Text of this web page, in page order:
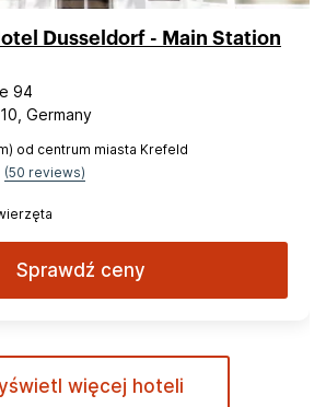
Dusseldorf - Main Station
94
Germany
od centrum miasta Krefeld
(50 reviews)
Sprawdź ceny
więcej hoteli